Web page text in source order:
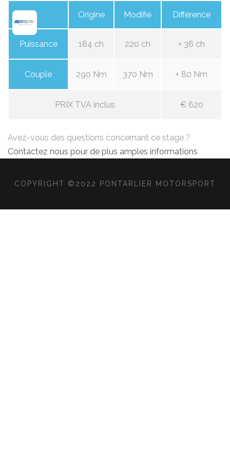
Origine Modifié Différence
Puissance 184 ch 220 ch + 36 ch
Couple 290 Nm 370 Nm + 80 Nm
PRIX TVA inclus € 620
Avez-vous des questions concernant ce stage ?
Contactez nous pour de plus amples informations
COPYRIGHT ©2022 PONTARLIER MOTORSPORT